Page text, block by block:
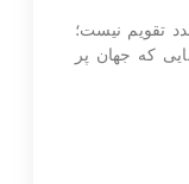
تقویم نیست؛
که جهان پر